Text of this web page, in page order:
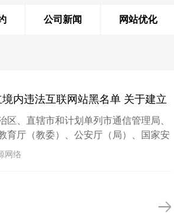
公司新闻 网站优化
内违法互联网站黑名单 关于建立
互联网
区、直辖市和计划单列市通信管理局、
育厅（教委）、公安厅（局）、国家安
、文化厅（局）、卫生 ...
网络